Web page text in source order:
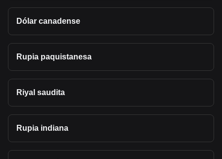
Dólar canadense
Rupia paquistanesa
Riyal saudita
Rupia indiana